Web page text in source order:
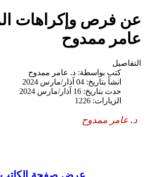
عن فرص وإكراهات
عامر ممدوح
التفاصيل
كتب بواسطة: د. عامر ممدوح
انشأ بتاريخ: 04 آذار/مارس 2024
حدث بتاريخ: 16 آذار/مارس 2024
الزيارات: 1226
د. عامر ممدوح